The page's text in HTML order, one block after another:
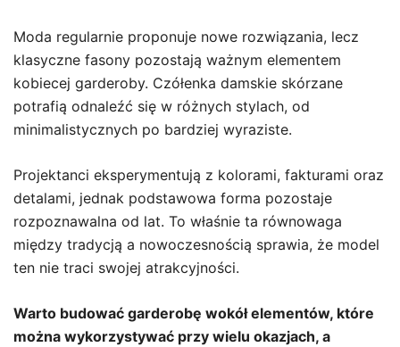
Moda regularnie proponuje nowe rozwiązania, lecz
klasyczne fasony pozostają ważnym elementem
kobiecej garderoby. Czółenka damskie skórzane
potrafią odnaleźć się w różnych stylach, od
minimalistycznych po bardziej wyraziste.
Projektanci eksperymentują z kolorami, fakturami oraz
detalami, jednak podstawowa forma pozostaje
rozpoznawalna od lat. To właśnie ta równowaga
między tradycją a nowoczesnością sprawia, że model
ten nie traci swojej atrakcyjności.
Warto budować garderobę wokół elementów, które
można wykorzystywać przy wielu okazjach, a